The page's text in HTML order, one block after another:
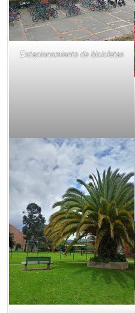
Estacionamiento de bicicletas